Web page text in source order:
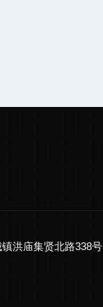
镇洪庙集贤北路338号